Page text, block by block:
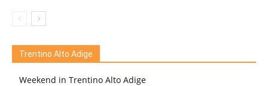
Trentino Alto Adige
Weekend in Trentino Alto Adige